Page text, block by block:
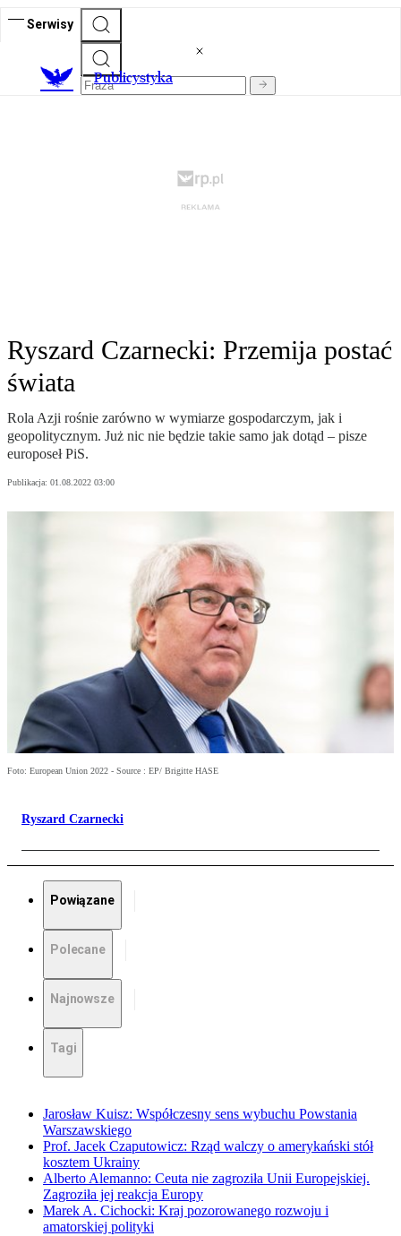
Serwisy
Publicystyka
Ryszard Czarnecki: Przemija postać
świata
Rola Azji rośnie zarówno w wymiarze gospodarczym, jak i
geopolitycznym. Już nic nie będzie takie samo jak dotąd – pisze
europoseł PiS.
Publikacja: 01.08.2022 03:00
Foto: European Union 2022 - Source : EP/ Brigitte HASE
Ryszard Czarnecki
Powiązane
Polecane
Najnowsze
Tagi
Jarosław Kuisz: Współczesny sens wybuchu Powstania
Warszawskiego
Prof. Jacek Czaputowicz: Rząd walczy o amerykański stół
kosztem Ukrainy
Alberto Alemanno: Ceuta nie zagroziła Unii Europejskiej.
Zagroziła jej reakcja Europy
Marek A. Cichocki: Kraj pozorowanego rozwoju i
amatorskiej polityki